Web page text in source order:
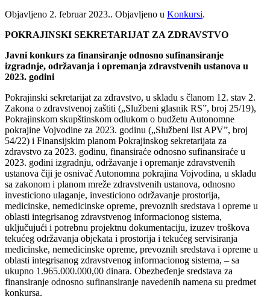
Objavljeno 2. februar 2023.. Objavljeno u Konkursi.
POKRAJINSKI SEKRETARIJAT ZA ZDRAVSTVO
Javni konkurs za finansiranje odnosno sufinansiranje
izgradnje, održavanja i opremanja zdravstvenih ustanova u
2023. godini
Pokrajinski sekretarijat za zdravstvo, u skladu s članom 12. stav 2.
Zakona o zdravstvenoj zaštiti („Službeni glasnik RS”, broj 25/19),
Pokrajinskom skupštinskom odlukom o budžetu Autonomne
pokrajine Vojvodine za 2023. godinu („Službeni list APV”, broj
54/22) i Finansijskim planom Pokrajinskog sekretarijata za
zdravstvo za 2023. godinu, finansiraće odnosno sufinansiraće u
2023. godini izgradnju, održavanje i opremanje zdravstvenih
ustanova čiji je osnivač Autonomna pokrajina Vojvodina, u skladu
sa zakonom i planom mreže zdravstvenih ustanova, odnosno
investiciono ulaganje, investiciono održavanje prostorija,
medicinske, nemedicinske opreme, prevoznih sredstava i opreme u
oblasti integrisanog zdravstvenog informacionog sistema,
uključujući i potrebnu projektnu dokumentaciju, izuzev troškova
tekućeg održavanja objekata i prostorija i tekućeg servisiranja
medicinske, nemedicinske opreme, prevoznih sredstava i opreme u
oblasti integrisanog zdravstvenog informacionog sistema, – sa
ukupno 1.965.000.000,00 dinara. Obezbeđenje sredstava za
finansiranje odnosno sufinansiranje navedenih namena su predmet
konkursa.